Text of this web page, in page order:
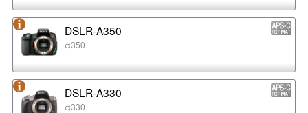
DSLR-A350
α350
DSLR-A330
α330